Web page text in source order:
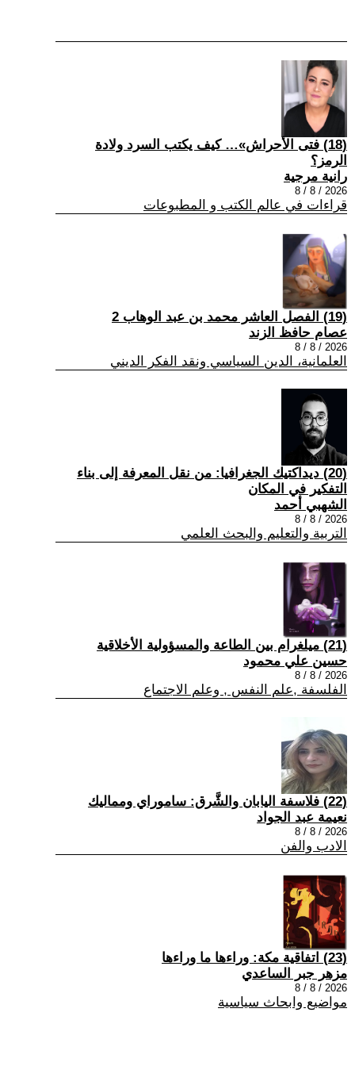
(18) فتى الأحراش»… كيف يكتب السرد ولادة
الرمز؟
رانية مرجية
2026 / 8 / 8
قراءات في عالم الكتب و المطبوعات
(19) الفصل العاشر محمد بن عبد الوهاب 2
عصام حافظ الزند
2026 / 8 / 8
العلمانية، الدين السياسي ونقد الفكر الديني
(20) ديداكتيك الجغرافيا: من نقل المعرفة إلى بناء
التفكير في المكان
الشهبي أحمد
2026 / 8 / 8
التربية والتعليم والبحث العلمي
(21) ميلغرام بين الطاعة والمسؤولية الأخلاقية
حسين علي محمود
2026 / 8 / 8
الفلسفة ,علم النفس , وعلم الاجتماع
(22) فلاسفة اليابان والشَّرق: ساموراي ومماليك
نعيمة عبد الجواد
2026 / 8 / 8
الادب والفن
(23) اتفاقية مكة: وراءها ما وراءها
مزهر جبر الساعدي
2026 / 8 / 8
مواضيع وابحاث سياسية